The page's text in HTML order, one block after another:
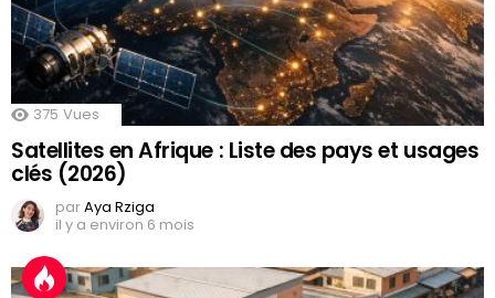
375 Vues
Satellites en Afrique : Liste des pays et usages
clés (2026)
parAya Rziga
il y a environ 6 mois